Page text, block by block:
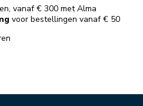
vanaf € 300 met Alma
voor bestellingen vanaf € 50